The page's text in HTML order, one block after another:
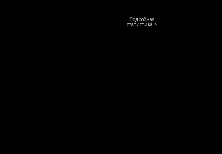
Подробная
статистика >